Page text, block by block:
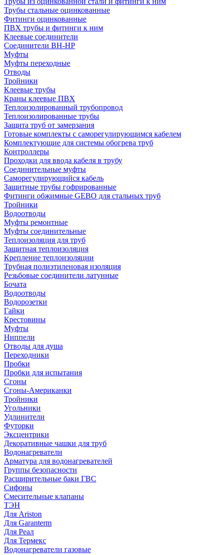
Трубы стальные оцинкованные
Фитинги оцинкованные
ПВХ трубы и фитинги к ним
Клеевые соединители
Соединители ВН-НР
Муфты
Муфты переходные
Отводы
Тройники
Клеевые трубы
Краны клеевые ПВХ
Теплоизолированный трубопровод
Теплоизолированные трубы
Защита труб от замерзания
Готовые комплекты с саморегулирующимся кабелем
Комплектующие для системы обогрева труб
Контроллеры
Проходки для ввода кабеля в трубу
Соединительные муфты
Саморегулирующийся кабель
Защитные трубы гофрированные
Фитинги обжимные GEBO для стальных труб
Тройники
Водоотводы
Муфты ремонтные
Муфты соединительные
Теплоизоляция для труб
Защитная теплоизоляция
Крепление теплоизоляции
Трубная полиэтиленовая изоляция
Резьбовые соединители латунные
Бочата
Водоотводы
Водорозетки
Гайки
Крестовины
Муфты
Ниппели
Отводы для душа
Переходники
Пробки
Пробки для испытания
Сгоны
Сгоны-Американки
Тройники
Угольники
Удлинители
Футорки
Эксцентрики
Декоративные чашки для труб
Водонагреватели
Арматура для водонагревателей
Группы безопасности
Расширительные баки ГВС
Сифоны
Смесительные клапаны
ТЭН
Для Ariston
Для Garanterm
Для Реал
Для Термекс
Водонагреватели газовые